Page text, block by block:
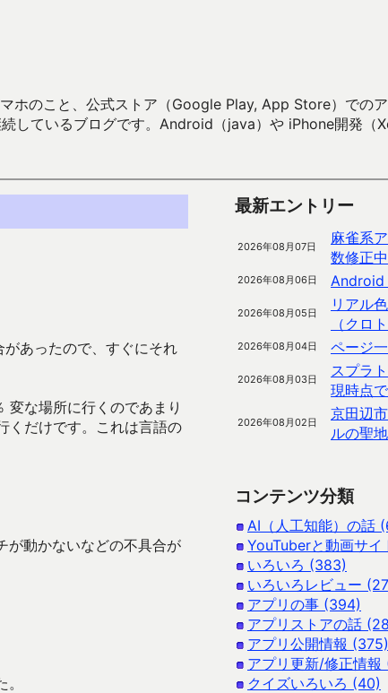
ホのこと、公式ストア（Google Play, App Store）での
しているブログです。Android（java）や iPhone開発
あったので、すぐにそれ
な場所に行くのであまり
くだけです。これは言語の
が動かないなどの不具合が
最新エントリー
2026年08月07日
麻雀系
数修正中
2026年08月06日 Android
2026年08月05日
リアル
（クロ
2026年08月04日 ページ
2026年08月03日
スプラ
現時点
2026年08月02日
京田辺
ルの聖地
コンテンツ分類
AI（人工知能）の話
YouTuberと動画サイ
いろいろ (383)
いろいろレビュー
アプリの事 (394)
アプリストアの話
アプリ公開情報 (375)
アプリ更新/修正情報
クイズいろいろ (40)